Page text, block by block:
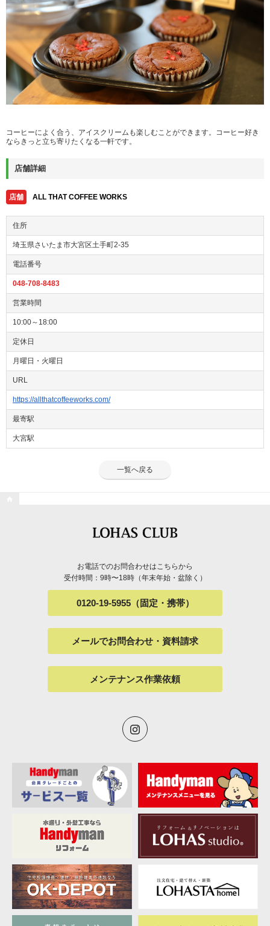
コーヒーによく合う、アイスクリームも楽しむことができます。コーヒー好き
ならきっと立ち寄りたくなる一軒です。
店舗詳細
店舗 ALL THAT COFFEE WORKS
住所
埼玉県さいたま市大宮区土手町2-35
電話番号
048-708-8483
営業時間
10:00～18:00
定休日
月曜日・火曜日
URL
https://allthatcoffeeworks.com/
最寄駅
大宮駅
一覧へ戻る
お電話でのお問合わせはこちらから
受付時間：9時〜18時（年末年始・盆除く）
0120-19-5955（固定・携帯）
メールでお問合わせ・資料請求
メンテナンス作業依頼